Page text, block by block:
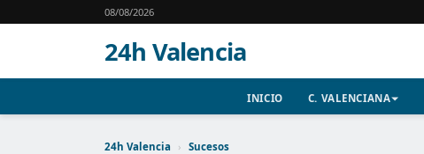
08/08/2026
24h Valencia
INICIO C. VALENCIANA
24h Valencia › Sucesos